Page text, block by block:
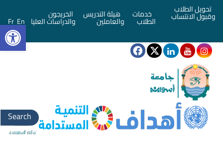
تحويل الطلاب
وقبول الانتساب خدمات
الطلاب
هيئة التدريس
والعاملين
الخريجون
والدراسات العليا En
Fr
Search
for: